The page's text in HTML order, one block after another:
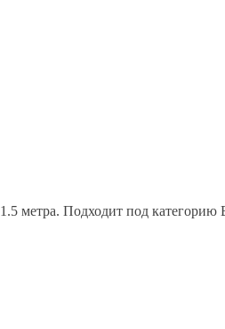
метра. Подходит под